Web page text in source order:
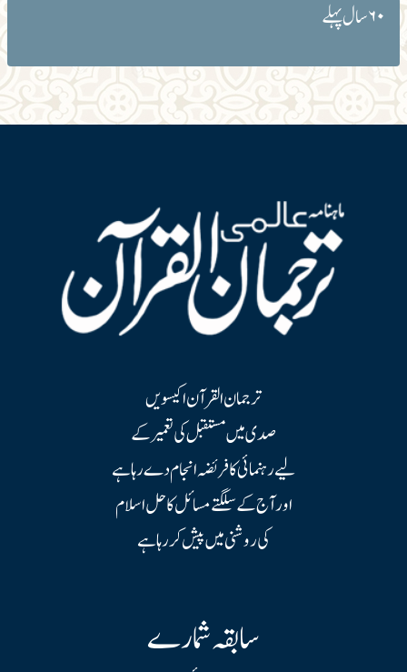
۶۰ سال پہلے
ترجمان القرآن اکیسویں
صدی میں مستقبل کی تعمیر کے
لیے رہنمائی کا فریضہ انجام دے رہا ہے
اور آج کے سلگتے مسائل کا حل اسلام
کی روشنی میں پیش کر رہا ہے
سابقہ شمارے